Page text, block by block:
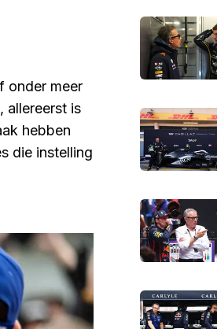
onder meer
allereerst is
hebben
die instelling